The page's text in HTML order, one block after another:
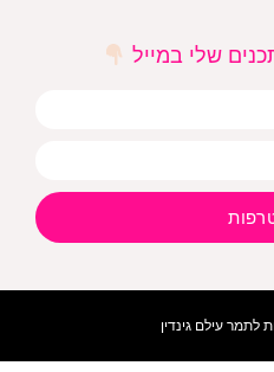
שלי במייל
לתמר עילם גינדין